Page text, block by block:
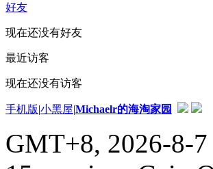
好友
现在还没有好友
最近访客
现在还没有访客
手机版|小黑屋|Michaelr的海淘家园
GMT+8, 2026-8-7